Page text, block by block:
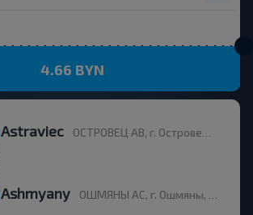
4.66 BYN
Astraviec ОСТРОВЕЦ АВ, г. Островец, ул. Энергетиков, 4
Ashmyany ОШМЯНЫ АС, г. Ошмяны, ул. Советская, 123